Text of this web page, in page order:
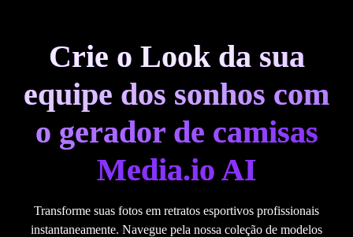
Crie o Look da sua
equipe dos sonhos com
o gerador de camisas
Media.io AI
Transforme suas fotos em retratos esportivos profissionais
instantaneamente. Navegue pela nossa coleção de modelos